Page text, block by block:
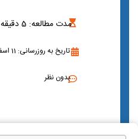
مدت مطالعه: 5دقیقه
تاریخ به روزرسانی: 11 اسفند 1401
بدون نظر